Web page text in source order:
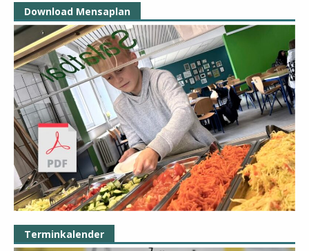
Download Mensaplan
Terminkalender